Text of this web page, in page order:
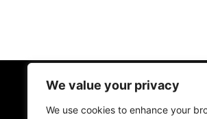
We value your privacy
We use cookies to enhance your
STRONA GŁÓWNA